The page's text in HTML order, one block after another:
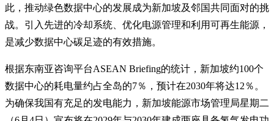
此，推动绿色数据中心的发展成为新加坡及邻国共同面对的挑
战。引入先进的冷却系统、优化电源管理和利用可再生能源，
是减少数据中心碳足迹的有效措施。
根据东南亚咨询平台ASEAN Briefing的统计，新加坡约100个
数据中心的耗电量约占全岛的7％，预计在2030年将达12％。
为确保我国有充足的发电能力，新加坡能源市场管理局星期二